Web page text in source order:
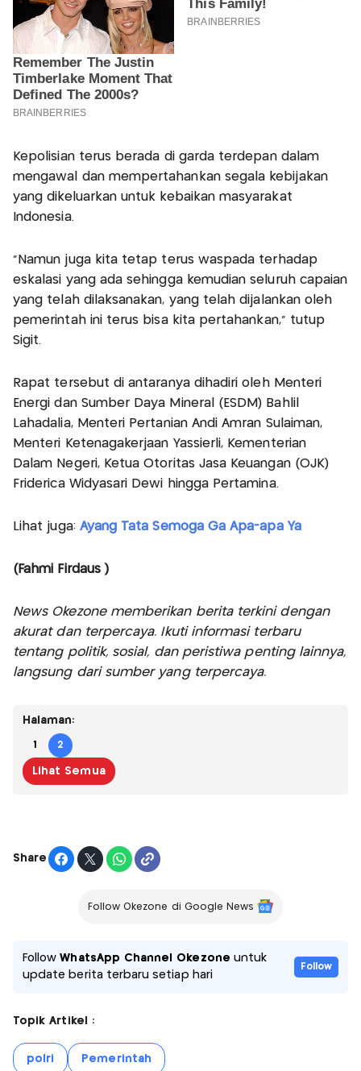
Kepolisian terus berada di garda terdepan dalam
mengawal dan mempertahankan segala kebijakan
yang dikeluarkan untuk kebaikan masyarakat
Indonesia.
"Namun juga kita tetap terus waspada terhadap
eskalasi yang ada sehingga kemudian seluruh capaian
yang telah dilaksanakan, yang telah dijalankan oleh
pemerintah ini terus bisa kita pertahankan," tutup
Sigit.
Rapat tersebut di antaranya dihadiri oleh Menteri
Energi dan Sumber Daya Mineral (ESDM) Bahlil
Lahadalia, Menteri Pertanian Andi Amran Sulaiman,
Menteri Ketenagakerjaan Yassierli, Kementerian
Dalam Negeri, Ketua Otoritas Jasa Keuangan (OJK)
Friderica Widyasari Dewi hingga Pertamina.
Lihat juga: Ayang Tata Semoga Ga Apa-apa Ya
(Fahmi Firdaus )
News Okezone memberikan berita terkini dengan
akurat dan terpercaya. Ikuti informasi terbaru
tentang politik, sosial, dan peristiwa penting lainnya,
langsung dari sumber yang terpercaya.
Halaman:
1 2
Lihat Semua
Share
Follow Okezone di Google News
FollowWhatsApp Channel Okezone untuk
update berita terbaru setiap hari
Follow
Topik Artikel :
polri Pemerintah